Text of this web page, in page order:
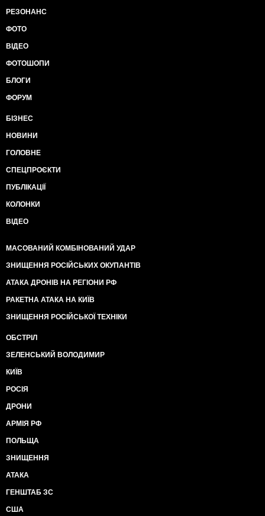
РЕЗОНАНС
ФОТО
ВІДЕО
ФОТОШОПИ
БЛОГИ
ФОРУМ
БІЗНЕС
НОВИНИ
ГОЛОВНЕ
СПЕЦПРОЄКТИ
ПУБЛІКАЦІЇ
КОЛОНКИ
ВІДЕО
МАСОВАНИЙ КОМБІНОВАНИЙ УДАР
ЗНИЩЕННЯ РОСІЙСЬКИХ ОКУПАНТІВ
АТАКА ДРОНІВ НА РЕГІОНИ РФ
РАКЕТНА АТАКА НА КИЇВ
ЗНИЩЕННЯ РОСІЙСЬКОЇ ТЕХНІКИ
ОБСТРІЛ
ЗЕЛЕНСЬКИЙ ВОЛОДИМИР
КИЇВ
РОСІЯ
ДРОНИ
АРМІЯ РФ
ПОЛЬЩА
ЗНИЩЕННЯ
АТАКА
ГЕНШТАБ ЗС
США